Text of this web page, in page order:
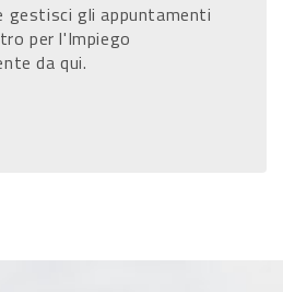
gestisci gli appuntamenti
per l'Impiego
da qui.